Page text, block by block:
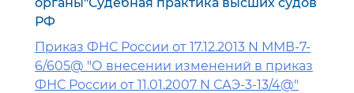
РФ
Приказ ФНС России от 17.12.2013 N ММВ-7-
6/605@ "О внесении изменений в приказ
ФНС России от 11.01.2007 N САЭ-3-13/4@"